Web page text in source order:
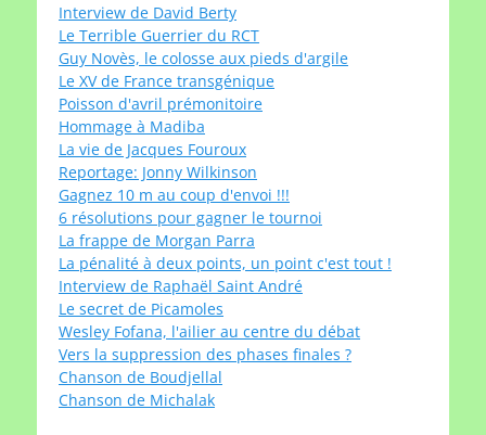
Interview de David Berty
Le Terrible Guerrier du RCT
Guy Novès, le colosse aux pieds d'argile
Le XV de France transgénique
Poisson d'avril prémonitoire
Hommage à Madiba
La vie de Jacques Fouroux
Reportage: Jonny Wilkinson
Gagnez 10 m au coup d'envoi !!!
6 résolutions pour gagner le tournoi
La frappe de Morgan Parra
La pénalité à deux points, un point c'est tout !
Interview de Raphaël Saint André
Le secret de Picamoles
Wesley Fofana, l'ailier au centre du débat
Vers la suppression des phases finales ?
Chanson de Boudjellal
Chanson de Michalak